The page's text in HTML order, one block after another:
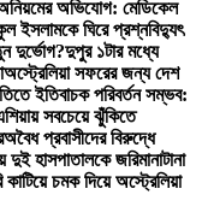
অভিযোগ: মেডিকেল
ইসলামকে ঘিরে প্রশ্নবিদ্যুৎ
দুর্ভোগ?দুপুর ১টার মধ্যে
অস্ট্রেলিয়া সফরের জন্য দেশ
ইতিবাচক পরিবর্তন সম্ভব:
সবচেয়ে ঝুঁকিতে
অবৈধ প্রবাসীদের বিরুদ্ধে
দুই হাসপাতালকে জরিমানাটানা
চমক দিয়ে অস্ট্রেলিয়া